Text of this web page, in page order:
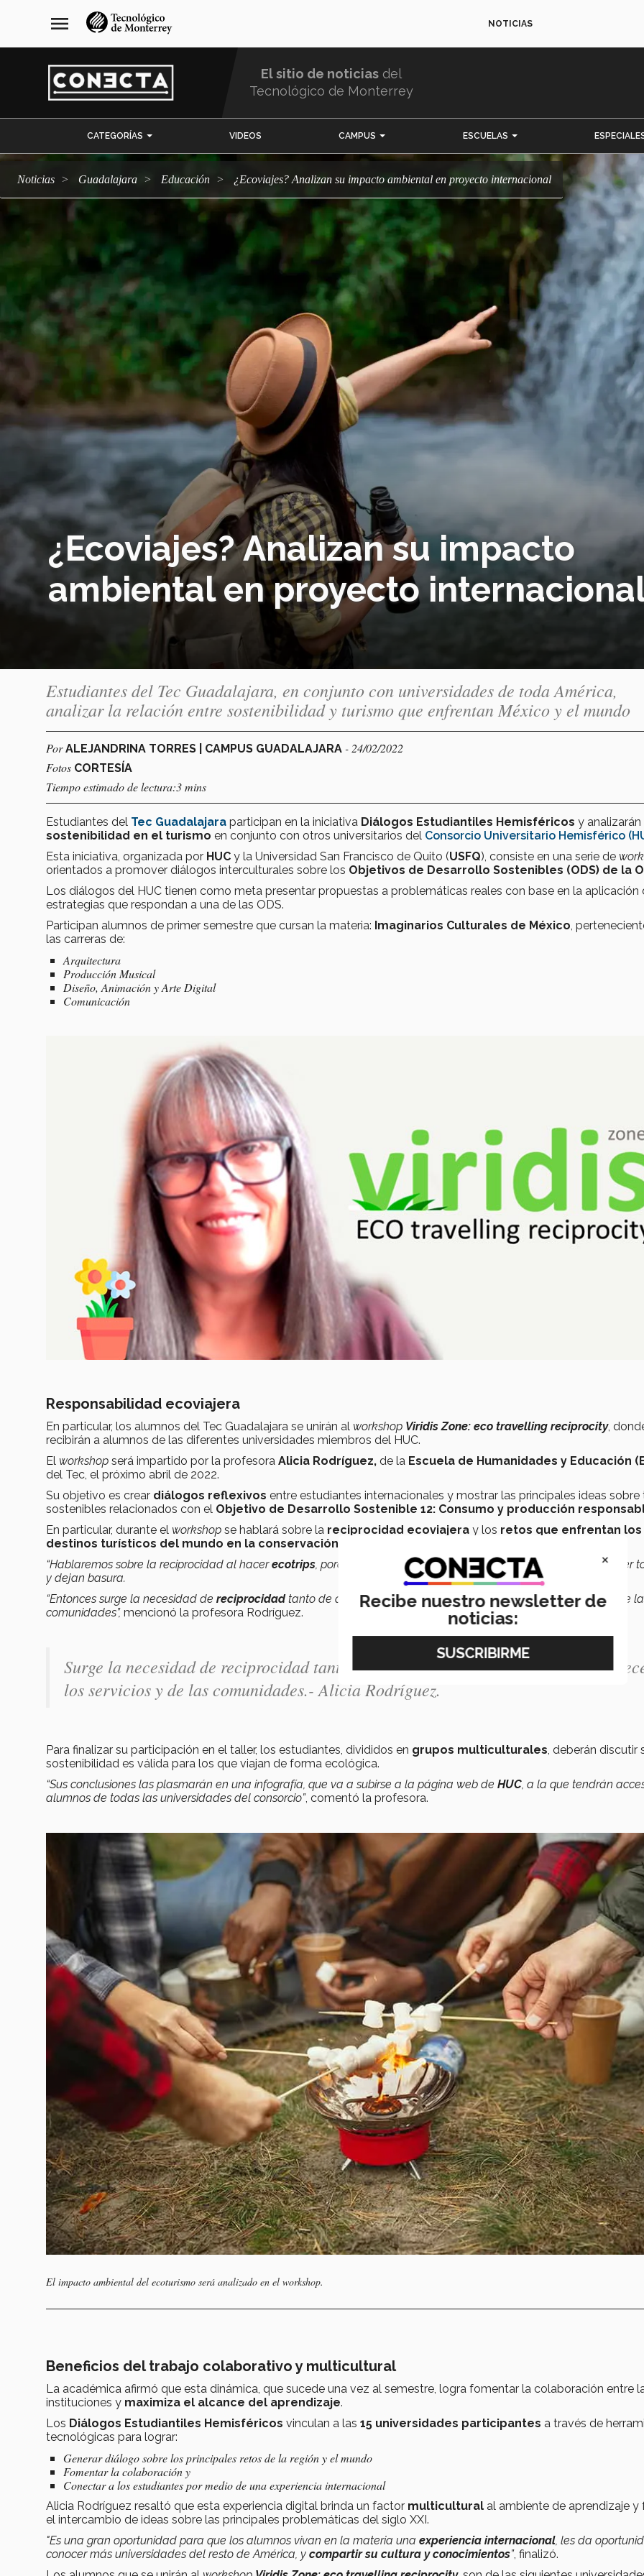
navegación
principal
menu NOTICIAS
El sitio de noticias del
Tecnológico de Monterrey
CATEGORÍAS VIDEOS CAMPUS ESCUELAS
Noticias Guadalajara Educación ¿Ecoviajes? Analizan su impacto ambiental en proyecto internacional
¿Ecoviajes? Analizan su impacto
ambiental en proyecto
Estudiantes del Tec Guadalajara, en conjunto con universidades de toda América,
analizar la relación entre sostenibilidad y turismo que enfrentan México y el mundo
PorALEJANDRINA TORRES | CAMPUS GUADALAJARA - 24/02/2022
Fotos CORTESÍA
Tiempo estimado de lectura:3 mins
Estudiantes del Tec Guadalajara participan en la iniciativa Diálogos Estudiantiles Hemisféricos y analizarán
sostenibilidad en el turismo en conjunto con otros universitarios del Consorcio Universitario Hemisférico
Esta iniciativa, organizada por HUC y la Universidad San Francisco de Quito (USFQ), consiste en una serie de
orientados a promover diálogos interculturales sobre los Objetivos de Desarrollo Sostenibles (ODS) de la
Los diálogos del HUC tienen como meta presentar propuestas a problemáticas reales con base en la aplicación
estrategias que respondan a una de las ODS.
Participan alumnos de primer semestre que cursan la materia: Imaginarios Culturales de México
las carreras de:
Arquitectura
Producción Musical
Diseño, Animación y Arte Digital
Comunicación
Responsabilidad ecoviajera
En particular, los alumnos del Tec Guadalajara se unirán al workshop Viridis Zone: eco travelling reciprocity,
recibirán a alumnos de las diferentes universidades miembros del HUC.
El workshop será impartido por la profesora Alicia Rodríguez, de la Escuela de Humanidades y Educación
del Tec, el próximo abril de 2022.
Su objetivo es crear diálogos reflexivos entre estudiantes internacionales y mostrar las principales ideas sobre
sostenibles relacionados con el Objetivo de Desarrollo Sostenible 12: Consumo y producción
En particular, durante el workshop se hablará sobre la reciprocidad ecoviajera y los retos que enfrentan los
destinos turísticos del mundo en la conservación
“Hablaremos sobre la reciprocidad al hacerecotrips, porque muchas veces hay personas que van a la playa a ver
y dejan basura.
“Entonces surge la necesidad de reciprocidadtanto de quienes viajan, como de quienes ofrecen los servicios y de
comunidades”, mencionó la profesora Rodríguez.
Surge la necesidad de reciprocidad tanto de quienes viajan, como de quienes
los servicios y de las comunidades.- Alicia Rodríguez.
Para finalizar su participación en el taller, los estudiantes, divididos en grupos multiculturales, deberán discutir
sostenibilidad es válida para los que viajan de forma ecológica.
“Sus conclusiones las plasmarán en una infografía, que va a subirse a la página web de HUC, a la que tendrán
alumnos de todas las universidades del consorcio”, comentó la profesora.
El impacto ambiental del ecoturismo será analizado en el workshop.
Beneficios del trabajo colaborativo y multicultural
La académica afirmó que esta dinámica, que sucede una vez al semestre, logra fomentar la colaboración entre
instituciones y maximiza el alcance del aprendizaje.
Los Diálogos Estudiantiles Hemisféricos vinculan a las 15 universidades participantes a través de
tecnológicas para lograr:
Generar diálogo sobre los principales retos de la región y el mundo
Fomentar la colaboración y
Conectar a los estudiantes por medio de una experiencia internacional
Alicia Rodríguez resaltó que esta experiencia digital brinda un factor multicultural al ambiente de aprendizaje y
el intercambio de ideas sobre las principales problemáticas del siglo XXI.
"Es una gran oportunidad para que los alumnos vivan en la materia una experiencia internacional, les da
conocer más universidades del resto de América, y compartir su cultura y conocimientos”, finalizó.
×
Recibe nuestro newsletter de
noticias: